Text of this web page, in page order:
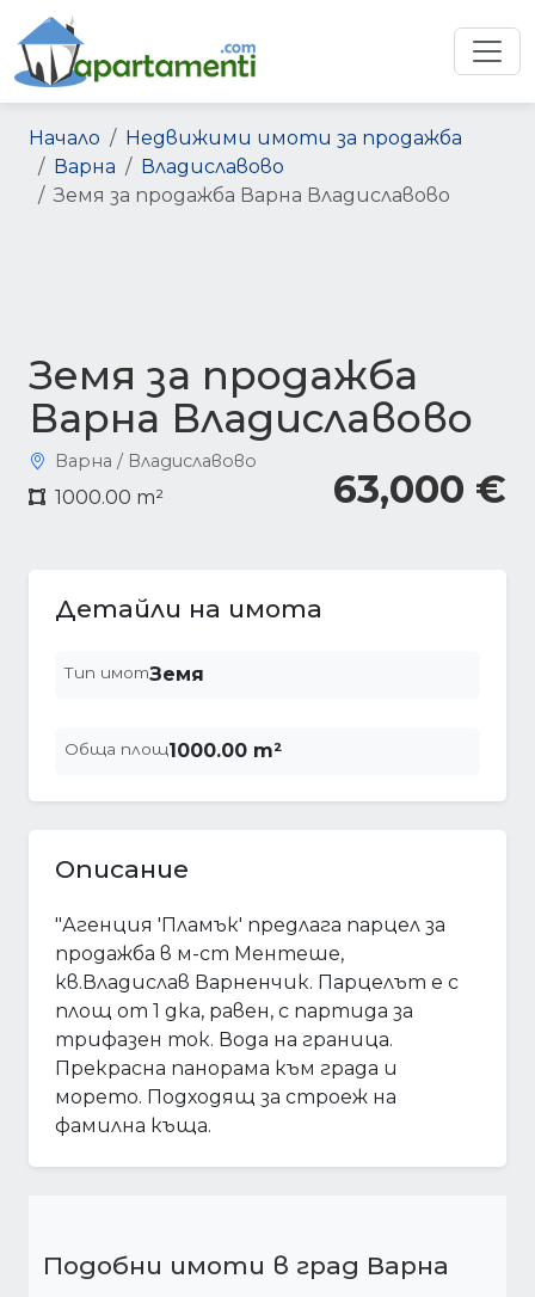
Начало
Недвижими имоти за продажба
Варна
Владиславово
Земя за продажба Варна Владиславово
Земя за продажба
Варна Владиславово
63,000 €
Варна / Владиславово
1000.00 m²
Детайли на имота
Тип имотЗемя
Обща площ1000.00 m²
Описание
"Агенция 'Пламък' предлага парцел за
продажба в м-ст Ментеше,
кв.Владислав Варненчик. Парцелът е с
площ от 1 дка, равен, с партида за
трифазен ток. Вода на граница.
Прекрасна панорама към града и
морето. Подходящ за строеж на
фамилна къща.
Подобни имоти в град Варна